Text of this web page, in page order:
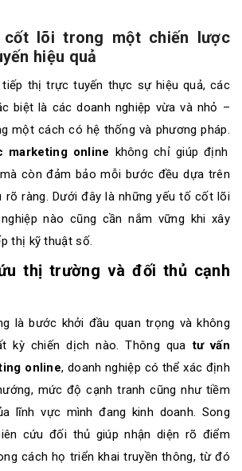
cốt lõi trong một chiến lược
hiệu quả
thị trực tuyến thực sự hiệu quả, các
biệt là các doanh nghiệp vừa và nhỏ –
một cách có hệ thống và phương pháp.
marketing online không chỉ giúp định
còn đảm bảo mỗi bước đều dựa trên
rõ ràng. Dưới đây là những yếu tố cốt lõi
nào cũng cần nắm vững khi xây
thị kỹ thuật số.
thị trường và đối thủ cạnh
là bước khởi đầu quan trọng và không
kỳ chiến dịch nào. Thông quatư vấn
online, doanh nghiệp có thể xác định
mức độ cạnh tranh cũng như tiềm
lĩnh vực mình đang kinh doanh. Song
cứu đối thủ giúp nhận diện rõ điểm
cách họ triển khai truyền thông, từ đó